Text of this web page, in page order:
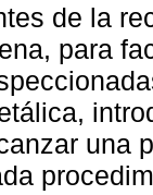
de la
para
una